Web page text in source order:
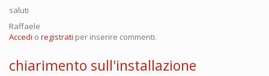
saluti
Raffaele
Accedi o registrati per inserire commenti.
chiarimento sull'installazione